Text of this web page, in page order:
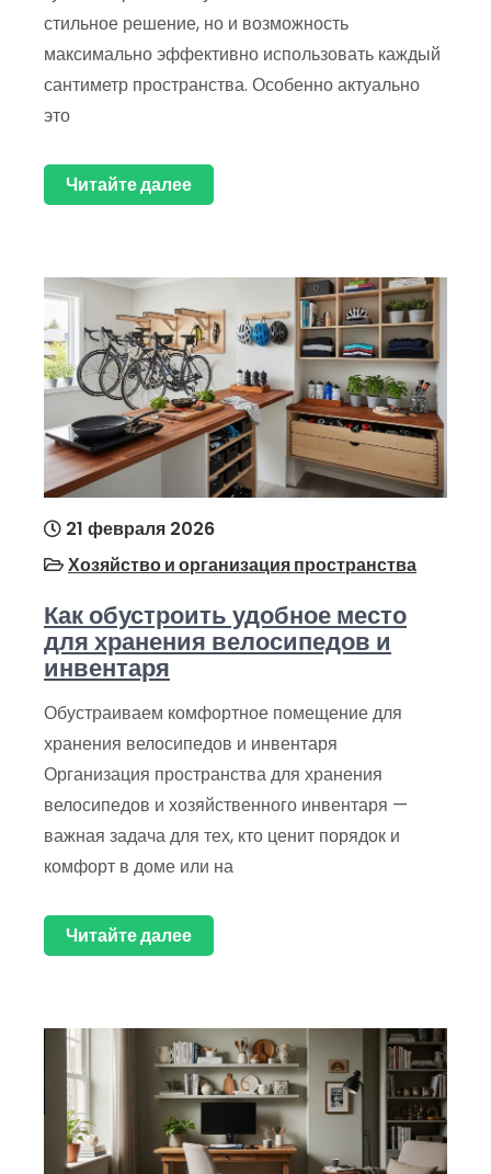
стильное решение, но и возможность
максимально эффективно использовать каждый
сантиметр пространства. Особенно актуально
это
Читайте далее
21 февраля 2026
Хозяйство и организация пространства
Как обустроить удобное место
для хранения велосипедов и
инвентаря
Обустраиваем комфортное помещение для
хранения велосипедов и инвентаря
Организация пространства для хранения
велосипедов и хозяйственного инвентаря —
важная задача для тех, кто ценит порядок и
комфорт в доме или на
Читайте далее